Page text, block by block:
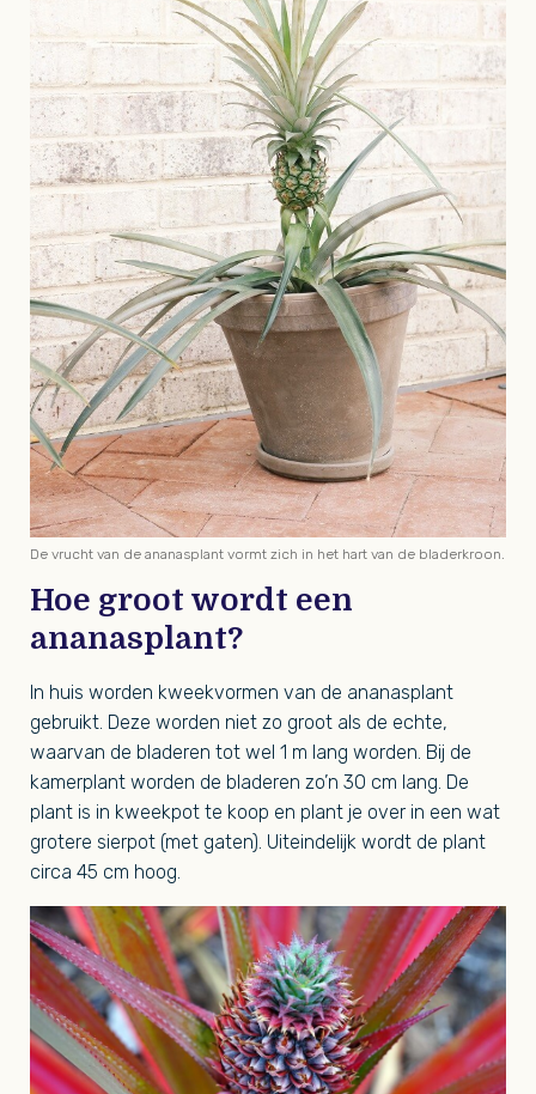
De vrucht van de ananasplant vormt zich in het hart van de bladerkroon.
Hoe groot wordt een
ananasplant?
In huis worden kweekvormen van de ananasplant
gebruikt. Deze worden niet zo groot als de echte,
waarvan de bladeren tot wel 1 m lang worden. Bij de
kamerplant worden de bladeren zo’n 30 cm lang. De
plant is in kweekpot te koop en plant je over in een wat
grotere sierpot (met gaten). Uiteindelijk wordt de plant
circa 45 cm hoog.